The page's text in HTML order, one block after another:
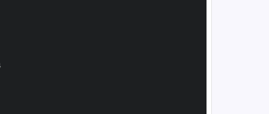
python3/.github/workflows/manylinux.yml@refs/tags/v1.0.11dev4